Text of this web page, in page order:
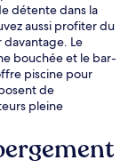
détente dans la
aussi profiter du
Le
bouchée et le bar-
piscine pour
de
pleine